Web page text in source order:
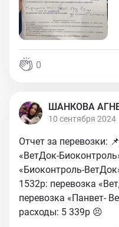
0
ШАНКОВА
10 сентября 2024
Отчет за перевозки:
«ВетДок-
«Биоконтроль-
1532р: перевозка
перевозка «Панвет-
расходы: 5 339р 😣